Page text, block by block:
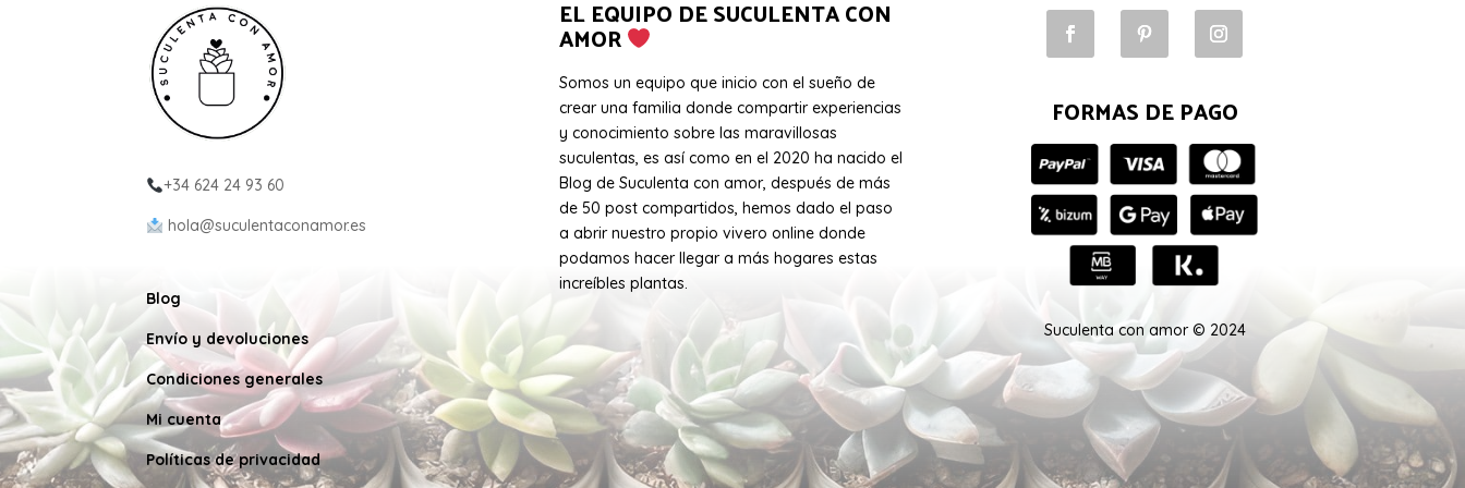
+34 624 24 93 60
hola@suculentaconamor.es
Blog
Envío y devoluciones
Condiciones generales
Mi cuenta
Políticas de privacidad
EL EQUIPO DE SUCULENTA CON
AMOR
Somos un equipo que inicio con el sueño de
crear una familia donde compartir experiencias
y conocimiento sobre las maravillosas
suculentas, es así como en el 2020 ha nacido el
Blog de Suculenta con amor, después de más
de 50 post compartidos, hemos dado el paso
a abrir nuestro propio vivero online donde
podamos hacer llegar a más hogares estas
increíbles plantas.
FORMAS DE PAGO
Suculenta con amor © 2024